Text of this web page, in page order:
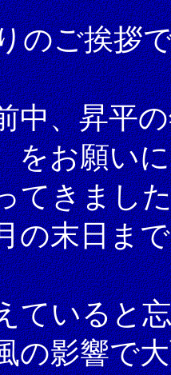
のご挨拶
中、昇平
をお願いに
てきまし
の末日ま
ていると
の影響で